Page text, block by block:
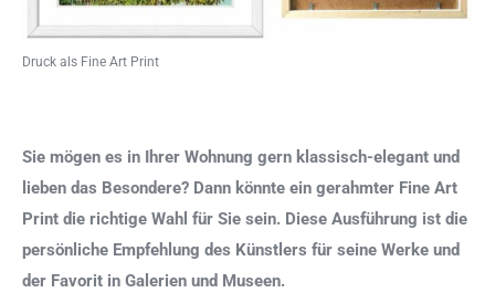
Druck als Fine Art Print
Sie mögen es in Ihrer Wohnung gern klassisch-elegant und
lieben das Besondere? Dann könnte ein gerahmter Fine Art
Print die richtige Wahl für Sie sein. Diese Ausführung ist die
persönliche Empfehlung des Künstlers für seine Werke und
der Favorit in Galerien und Museen.